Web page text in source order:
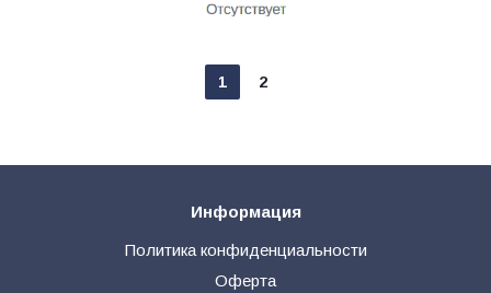
1 2
Информация
Политика конфиденциальности
Оферта